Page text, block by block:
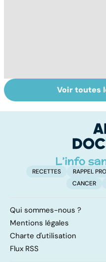
Soins dentaires :
on n'arrête pas le
Voir toutes
RECETTES RAPPEL
CANCER
Qui sommes-nous ?
Mentions légales
Charte d'utilisation
Flux RSS